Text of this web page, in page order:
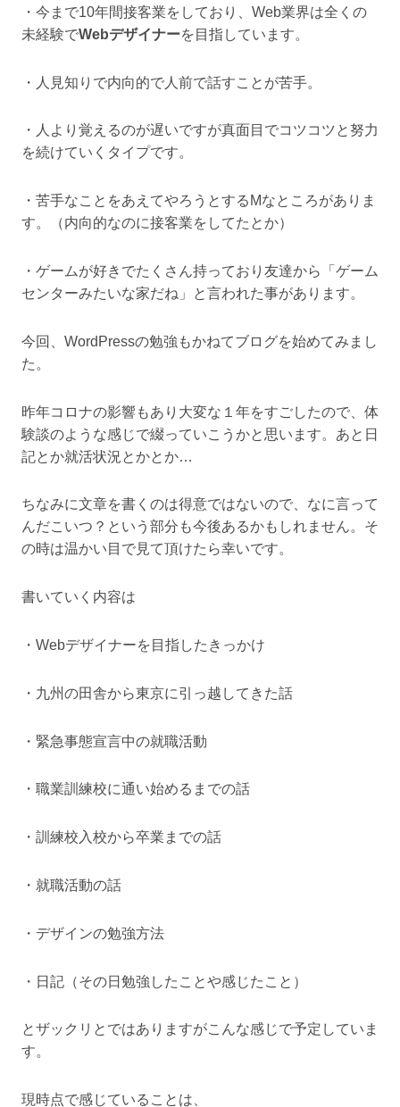
・今まで10年間接客業をしており、Web業界は全くの
未経験でWebデザイナーを目指しています。
・人見知りで内向的で人前で話すことが苦手。
・人より覚えるのが遅いですが真面目でコツコツと努力
を続けていくタイプです。
・苦手なことをあえてやろうとするMなところがありま
す。（内向的なのに接客業をしてたとか）
・ゲームが好きでたくさん持っており友達から「ゲーム
センターみたいな家だね」と言われた事があります。
今回、WordPressの勉強もかねてブログを始めてみまし
た。
昨年コロナの影響もあり大変な１年をすごしたので、体
験談のような感じで綴っていこうかと思います。あと日
記とか就活状況とかとか…
ちなみに文章を書くのは得意ではないので、なに言って
んだこいつ？という部分も今後あるかもしれません。そ
の時は温かい目で見て頂けたら幸いです。
書いていく内容は
・Webデザイナーを目指したきっかけ
・九州の田舎から東京に引っ越してきた話
・緊急事態宣言中の就職活動
・職業訓練校に通い始めるまでの話
・訓練校入校から卒業までの話
・就職活動の話
・デザインの勉強方法
・日記（その日勉強したことや感じたこと）
とザックリとではありますがこんな感じで予定していま
す。
現時点で感じていることは、